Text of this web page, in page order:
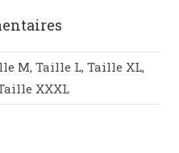
M, Taille L, Taille XL,
XXXL